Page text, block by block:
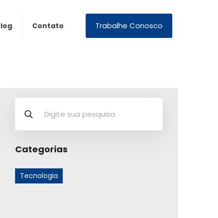
Contato Trabalhe Conosco
Categorias
Tecnologia